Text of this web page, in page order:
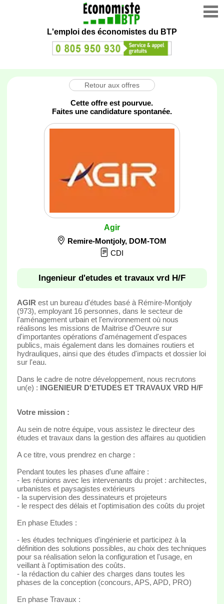
L'emploi des économistes du BTP
Retour aux offres
Cette offre est pourvue.
Faites une candidature spontanée.
Agir
Remire-Montjoly, DOM-TOM
CDI
Ingenieur d'etudes et travaux vrd H/F
AGIR est un bureau d'études basé à Rémire-Montjoly
(973), employant 16 personnes, dans le secteur de
l'aménagement urbain et l'environnement où nous
réalisons les missions de Maitrise d'Oeuvre sur
d'importantes opérations d'aménagement d'espaces
publics, mais également dans les domaines routiers et
hydrauliques, ainsi que des études d'impacts et dossier loi
sur l'eau.
Dans le cadre de notre développement, nous recrutons
un(e) : INGENIEUR D'ETUDES ET TRAVAUX VRD H/F
Votre mission :
Au sein de notre équipe, vous assistez le directeur des
études et travaux dans la gestion des affaires au quotidien
A ce titre, vous prendrez en charge :
Pendant toutes les phases d'une affaire :
- les réunions avec les intervenants du projet : architectes,
urbanistes et paysagistes extérieurs
- la supervision des dessinateurs et projeteurs
- le respect des délais et l'optimisation des coûts du projet
En phase Etudes :
- les études techniques d'ingénierie et participez à la
définition des solutions possibles, au choix des techniques
pour sa réalisation selon la configuration et l'usage, en
veillant à l'optimisation des coûts.
- la rédaction du cahier des charges dans toutes les
phases de la conception (concours, APS, APD, PRO)
En phase Travaux :